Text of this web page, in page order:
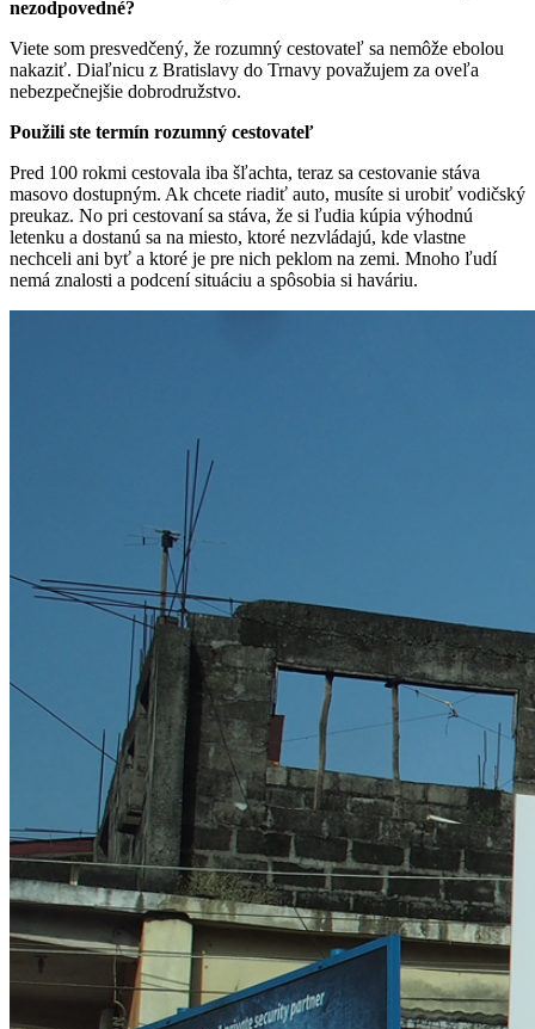
nezodpovedné?
Viete som presvedčený, že rozumný cestovateľ sa nemôže ebolou
nakaziť. Diaľnicu z Bratislavy do Trnavy považujem za oveľa
nebezpečnejšie dobrodružstvo.
Použili ste termín rozumný cestovateľ
Pred 100 rokmi cestovala iba šľachta, teraz sa cestovanie stáva
masovo dostupným. Ak chcete riadiť auto, musíte si urobiť vodičský
preukaz. No pri cestovaní sa stáva, že si ľudia kúpia výhodnú
letenku a dostanú sa na miesto, ktoré nezvládajú, kde vlastne
nechceli ani byť a ktoré je pre nich peklom na zemi. Mnoho ľudí
nemá znalosti a podcení situáciu a spôsobia si haváriu.